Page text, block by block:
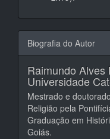
Biografia do Autor
Raimundo Alves
Universidade
Mestrado e
Religião pela
Graduação em
Goiás.